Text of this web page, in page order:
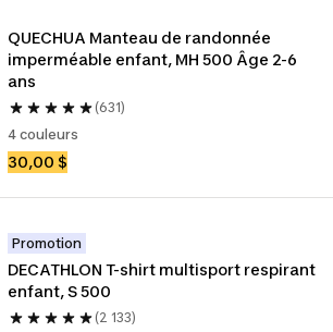
QUECHUA Manteau de randonnée
imperméable enfant, MH 500 Âge 2-6
ans
(631)
4 couleurs
30,00 $
Promotion
DECATHLON T-shirt multisport respirant
enfant, S 500
(2 133)